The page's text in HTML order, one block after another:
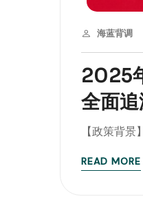
2025
全面追
海蓝背调
【政策背
READ MORE